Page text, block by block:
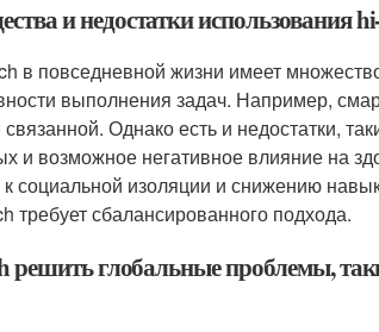
и недостатки использования
в повседневной жизни имеет
выполнения задач. Например,
Однако есть и недостатки,
и возможное негативное влияние на
социальной изоляции и снижению
требует сбалансированного подхода.
решить глобальные проблемы,